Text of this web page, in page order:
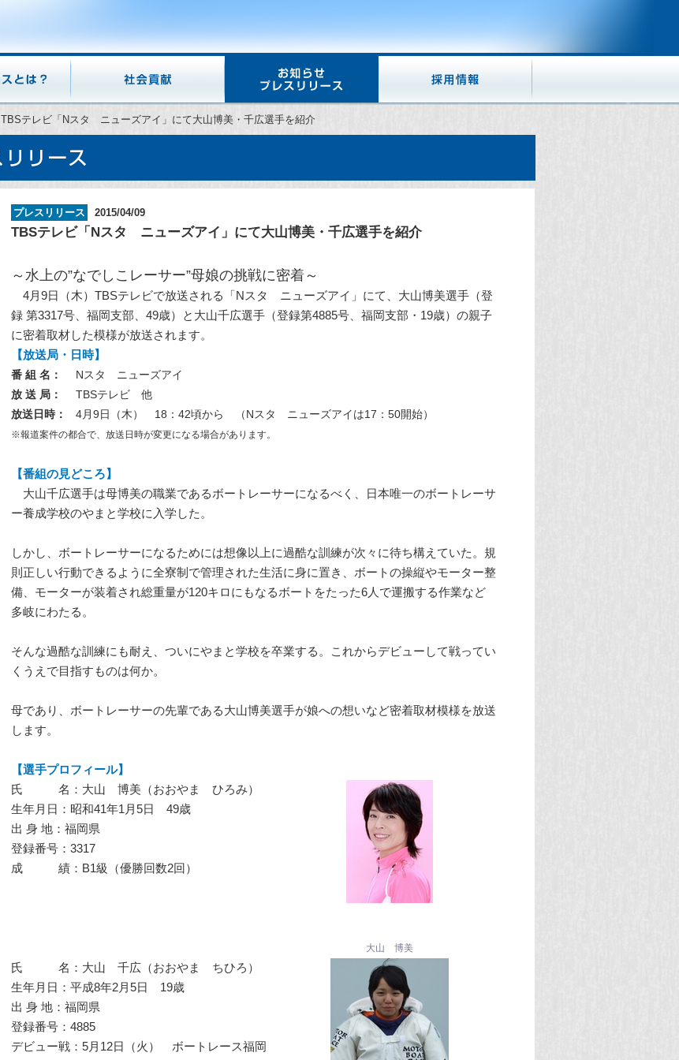
TBSテレビ「Nスタ ニューズアイ」にて大山博美・千広選手を紹介
プレスリリース 2015/04/09
TBSテレビ「Nスタ ニューズアイ」にて大山博美・千広選手を紹介
～水上の”なでしこレーサー”母娘の挑戦に密着～
4月9日（木）TBSテレビで放送される「Nスタ ニューズアイ」にて、大山博美選手（登
録 第3317号、福岡支部、49歳）と大山千広選手（登録第4885号、福岡支部・19歳）の親子
に密着取材した模様が放送されます。
【放送局・日時】
番 組 名：
Nスタ ニューズアイ
放 送 局：
TBSテレビ 他
放送日時：
4月9日（木） 18：42頃から （Nスタ ニューズアイは17：50開始）
※報道案件の都合で、放送日時が変更になる場合があります。
【番組の見どころ】
大山千広選手は母博美の職業であるボートレーサーになるべく、日本唯一のボートレーサ
ー養成学校のやまと学校に入学した。
しかし、ボートレーサーになるためには想像以上に過酷な訓練が次々に待ち構えていた。規
則正しい行動できるように全寮制で管理された生活に身に置き、ボートの操縦やモーター整
備、モーターが装着され総重量が120キロにもなるボートをたった6人で運搬する作業など
多岐にわたる。
そんな過酷な訓練にも耐え、ついにやまと学校を卒業する。これからデビューして戦ってい
くうえで目指すものは何か。
母であり、ボートレーサーの先輩である大山博美選手が娘への想いなど密着取材模様を放送
します。
【選手プロフィール】
大山 博美
氏 名：大山 博美（おおやま ひろみ）
生年月日：昭和41年1月5日 49歳
出 身 地：福岡県
登録番号：3317
成 績：B1級（優勝回数2回）
氏 名：大山 千広（おおやま ちひろ）
生年月日：平成8年2月5日 19歳
出 身 地：福岡県
登録番号：4885
デビュー戦：5月12日（火） ボートレース福岡